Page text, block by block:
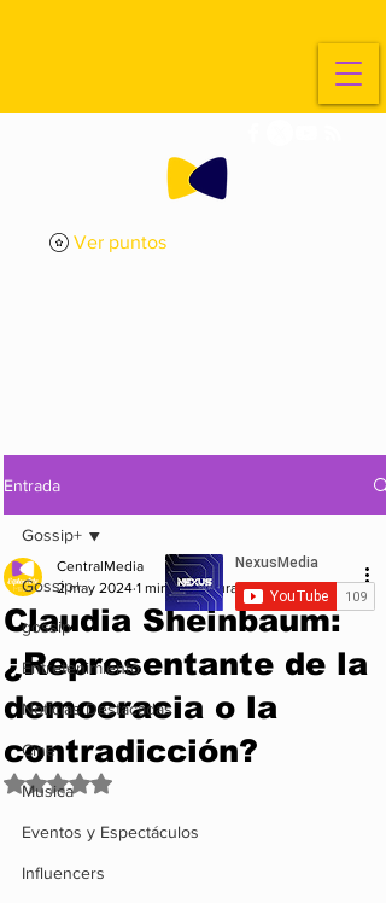
Ver puntos
Entrada
Gossip+
gossip
Entretenimiento
Noticias Destacadas
Cine
Musica
Eventos y Espectáculos
Influencers
Gossip+
Claudia Sheinbaum:
¿Representante de la
democracia o la
contradicción?
CentralMedia
2 may 2024 1 min de lectura
Obtuvo NaN de 5 estrellas.